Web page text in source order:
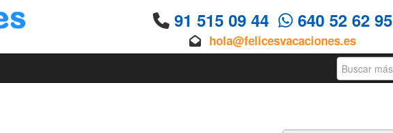
91 515 09 44 640 52 62 95
hola@felicesvacaciones.es
Busqueda